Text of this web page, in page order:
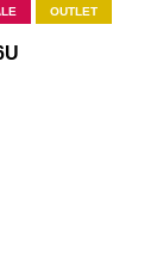
OUTLET